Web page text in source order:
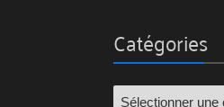
Catégories